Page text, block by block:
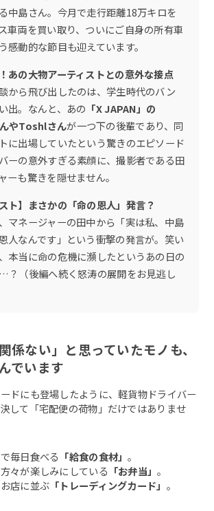
中島さん。今月で走行距離18万キロを
車両を買い取り、ついにご自身の所有車
感動的な節目も迎えています。
あの大物アーティストとの意外な接点
から飛び出したのは、学生時代のバン
出。なんと、あの 「X JAPAN」の
やToshlさんが一つ下の後輩であり、同
に出場していたという驚きのエピソード
ーの意外すぎる素顔に、撮影者である田
ーも驚きを隠せません。
ト】まさかの「命の恩人」発言？
マネージャーの田中から「実は私、中島
人なんです」という衝撃の発言が。笑い
本当に命の危機に瀕したというあの日の
？（後編へ続く怒涛の展開をお見逃し
係ない」と思っていたモノも、
でいます
ドにも登場したように、軽貨物ドライバー
して「宅配便の荷物」だけではありませ
毎日食べる 「給食の食材」。
々が楽しみにしている 「お弁当」。
店に並ぶ 「トレーディングカード」 。